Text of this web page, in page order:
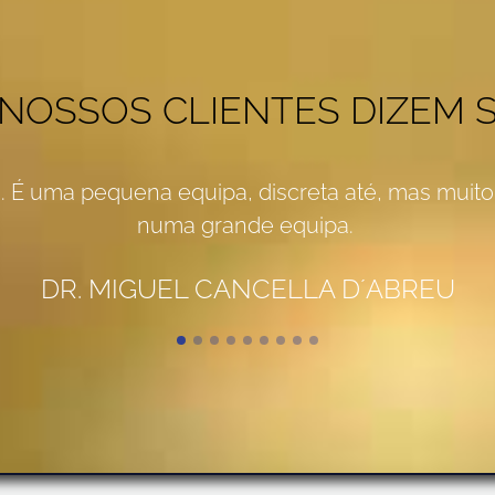
CLIENTES DIZEM
É uma pequena equipa, discreta até, mas
numa grande equipa.
DR. MIGUEL CANCELLA D´ABREU
há mais de 20 anos, duas situações no
dos serviços. b) A otimização dos preços.
RUI MESTRE - MESTRES PUBLICIDADE